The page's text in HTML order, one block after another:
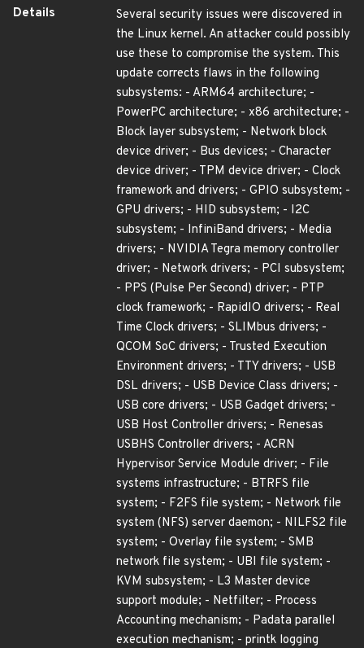
Details
Several security issues were discovered in
the Linux kernel. An attacker could possibly
use these to compromise the system. This
update corrects flaws in the following
subsystems: - ARM64 architecture; -
PowerPC architecture; - x86 architecture; -
Block layer subsystem; - Network block
device driver; - Bus devices; - Character
device driver; - TPM device driver; - Clock
framework and drivers; - GPIO subsystem; -
GPU drivers; - HID subsystem; - I2C
subsystem; - InfiniBand drivers; - Media
drivers; - NVIDIA Tegra memory controller
driver; - Network drivers; - PCI subsystem;
- PPS (Pulse Per Second) driver; - PTP
clock framework; - RapidIO drivers; - Real
Time Clock drivers; - SLIMbus drivers; -
QCOM SoC drivers; - Trusted Execution
Environment drivers; - TTY drivers; - USB
DSL drivers; - USB Device Class drivers; -
USB core drivers; - USB Gadget drivers; -
USB Host Controller drivers; - Renesas
USBHS Controller drivers; - ACRN
Hypervisor Service Module driver; - File
systems infrastructure; - BTRFS file
system; - F2FS file system; - Network file
system (NFS) server daemon; - NILFS2 file
system; - Overlay file system; - SMB
network file system; - UBI file system; -
KVM subsystem; - L3 Master device
support module; - Netfilter; - Process
Accounting mechanism; - Padata parallel
execution mechanism; - printk logging